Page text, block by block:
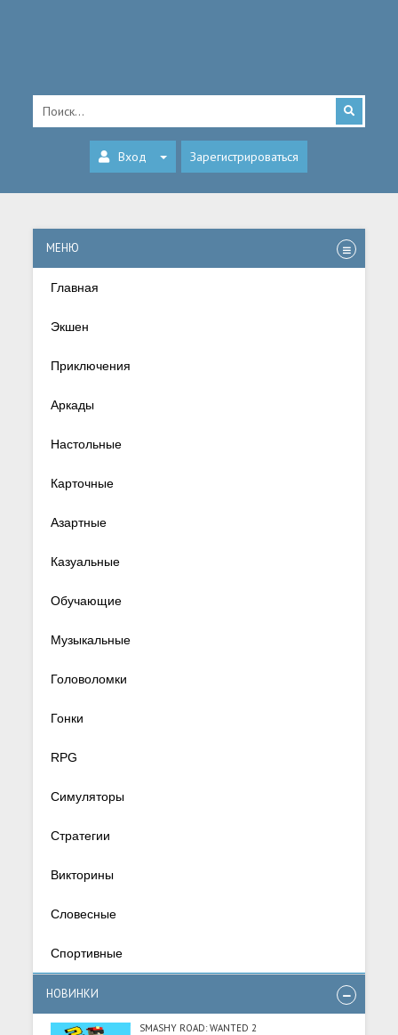
Вход Зарегистрироваться
МЕНЮ
Главная
Экшен
Приключения
Аркады
Настольные
Карточные
Азартные
Казуальные
Обучающие
Музыкальные
Головоломки
Гонки
RPG
Симуляторы
Стратегии
Викторины
Словесные
Спортивные
НОВИНКИ
SMASHY ROAD: WANTED 2